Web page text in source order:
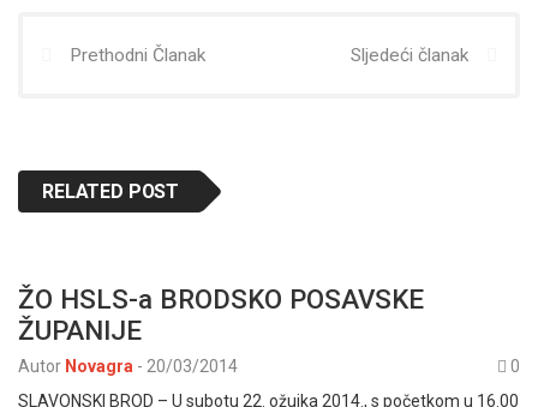
Prethodni Članak Sljedeći članak
RELATED POST
ŽO HSLS-a BRODSKO POSAVSKE
ŽUPANIJE
Autor Novagra - 20/03/2014
0
SLAVONSKI BROD – U subotu 22. ožujka 2014., s početkom u 16.00